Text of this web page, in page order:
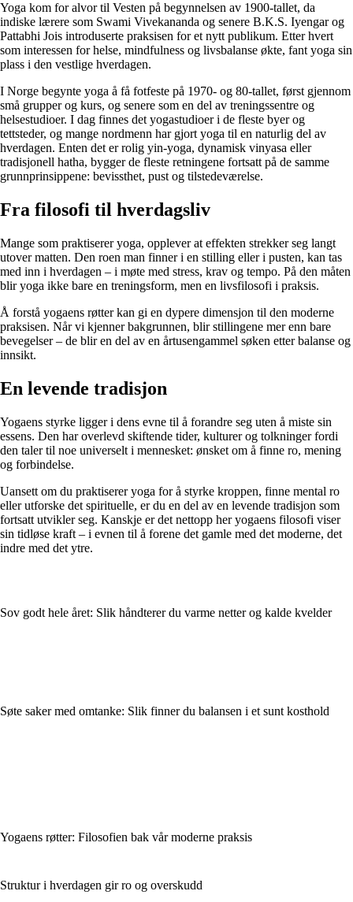
Yoga kom for alvor til Vesten på begynnelsen av 1900-tallet, da
indiske lærere som Swami Vivekananda og senere B.K.S. Iyengar og
Pattabhi Jois introduserte praksisen for et nytt publikum. Etter hvert
som interessen for helse, mindfulness og livsbalanse økte, fant yoga sin
plass i den vestlige hverdagen.
I Norge begynte yoga å få fotfeste på 1970- og 80-tallet, først gjennom
små grupper og kurs, og senere som en del av treningssentre og
helsestudioer. I dag finnes det yogastudioer i de fleste byer og
tettsteder, og mange nordmenn har gjort yoga til en naturlig del av
hverdagen. Enten det er rolig yin-yoga, dynamisk vinyasa eller
tradisjonell hatha, bygger de fleste retningene fortsatt på de samme
grunnprinsippene: bevissthet, pust og tilstedeværelse.
Fra filosofi til hverdagsliv
Mange som praktiserer yoga, opplever at effekten strekker seg langt
utover matten. Den roen man finner i en stilling eller i pusten, kan tas
med inn i hverdagen – i møte med stress, krav og tempo. På den måten
blir yoga ikke bare en treningsform, men en livsfilosofi i praksis.
Å forstå yogaens røtter kan gi en dypere dimensjon til den moderne
praksisen. Når vi kjenner bakgrunnen, blir stillingene mer enn bare
bevegelser – de blir en del av en årtusengammel søken etter balanse og
innsikt.
En levende tradisjon
Yogaens styrke ligger i dens evne til å forandre seg uten å miste sin
essens. Den har overlevd skiftende tider, kulturer og tolkninger fordi
den taler til noe universelt i mennesket: ønsket om å finne ro, mening
og forbindelse.
Uansett om du praktiserer yoga for å styrke kroppen, finne mental ro
eller utforske det spirituelle, er du en del av en levende tradisjon som
fortsatt utvikler seg. Kanskje er det nettopp her yogaens filosofi viser
sin tidløse kraft – i evnen til å forene det gamle med det moderne, det
indre med det ytre.
Sov godt hele året: Slik håndterer du varme netter og kalde kvelder
Søte saker med omtanke: Slik finner du balansen i et sunt kosthold
Yogaens røtter: Filosofien bak vår moderne praksis
Struktur i hverdagen gir ro og overskudd